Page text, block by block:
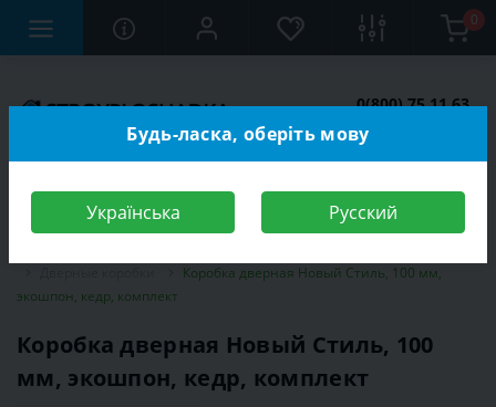
0
0(800) 75 11 63
Коробка дверная Новый Стиль, 100 мм,
экошпон, кедр, комплект
Коробка дверная Новый Стиль, 100
мм, экошпон, кедр, комплект
Будь-ласка, оберіть мову
Українська Русский